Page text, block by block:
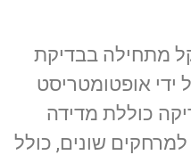
מתחילה בבדיקת
ידי אופטומטריסט
כוללת מדידה
שונים, כולל